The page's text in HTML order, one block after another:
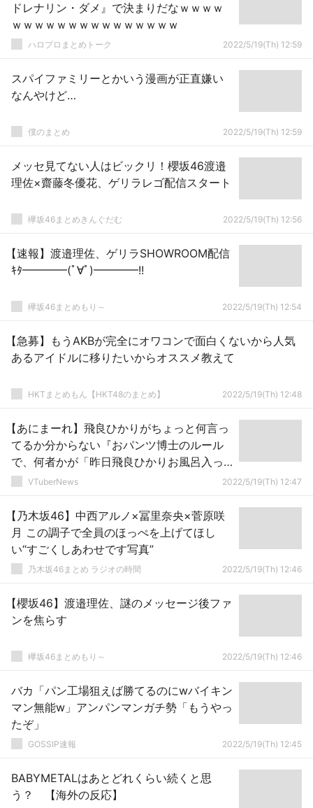
ドレナリン・ダメ』で決まりだなｗｗｗｗ
ｗｗｗｗｗｗｗｗｗｗｗｗｗｗｗ
ハロプロまとめトーク 2022/5/19(Th) 12:59
スパイファミリーとかいう漫画が正直嫌い
なんやけど…
僕のまとめ 2022/5/19(Th) 12:59
メッセ見てない人はビックリ！櫻坂46渡邉
理佐×齋藤冬優花、ゲリラレゴ配信スタート
欅坂46まとめきんぐだむ 2022/5/19(Th) 12:56
【速報】渡邉理佐、ゲリラSHOWROOM配信
ｷﾀ━━━━(ﾟ∀ﾟ)━━━━!!
欅坂46まとめもり～ 2022/5/19(Th) 12:54
【急募】もうAKBが完全にオワコンで面白くないから人気
あるアイドルに移りたいからオススメ教えて
HKTまとめもん【HKT48のまとめ】 2022/5/19(Th) 12:48
【あにまーれ】飛良ひかりがちょっと何言っ
てるか分からない『おパンツ博士のルール
で、何者かが「昨日飛良ひかりお風呂入っ
てない」って通報したら、…』
VTuberNews 2022/5/19(Th) 12:47
【乃木坂46】中西アルノ×冨里奈央×菅原咲
月 この調子で全員のほっぺを上げてほし
い“すごくしあわせです写真”
乃木坂46まとめ ラジオの時間 2022/5/19(Th) 12:46
【櫻坂46】渡邉理佐、謎のメッセージ後ファ
ンを焦らす
欅坂46まとめもり～ 2022/5/19(Th) 12:46
バカ「パン工場狙えば勝てるのにwバイキン
マン無能w」アンパンマンガチ勢「もうやっ
たぞ」
GOSSIP速報 2022/5/19(Th) 12:45
BABYMETALはあとどれくらい続くと思
う？ 【海外の反応】